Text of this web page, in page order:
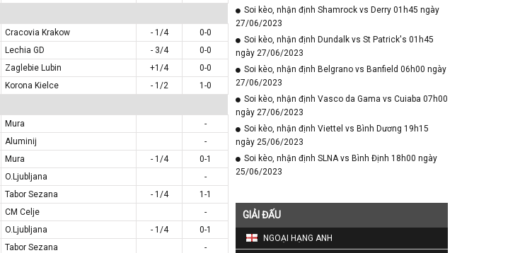
Cracovia Krakow - 1/4
0-0
Lechia GD - 3/4
0-0
Zaglebie Lubin +1/4
0-0
Korona Kielce - 1/2
1-0
Mura
-
Aluminij
-
Mura - 1/4
0-1
O.Ljubljana
-
Tabor Sezana - 1/4
1-1
CM Celje
-
O.Ljubljana - 1/4
0-1
Tabor Sezana
-
Soi kèo, nhận định Shamrock vs Derry 01h45 ngày
27/06/2023
Soi kèo, nhận định Dundalk vs St Patrick's 01h45
ngày 27/06/2023
Soi kèo, nhận định Belgrano vs Banfield 06h00 ngày
27/06/2023
Soi kèo, nhận định Vasco da Gama vs Cuiaba 07h00
ngày 27/06/2023
Soi kèo, nhận định Viettel vs Bình Dương 19h15
ngày 25/06/2023
Soi kèo, nhận định SLNA vs Bình Định 18h00 ngày
25/06/2023
GIẢI ĐẤU
NGOẠI HẠNG ANH